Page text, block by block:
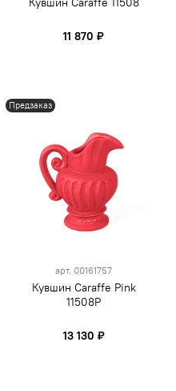
11 870 ₽
Предзаказ
арт. 00161757
Кувшин Caraffe Pink
11508P
13 130 ₽